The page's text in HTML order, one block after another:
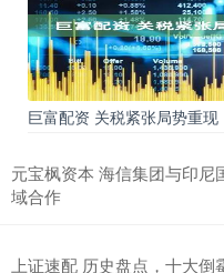
巨富配资 关税紧张局势重
元宝枫资本 海信集团与印尼
域合作
上证速配 历史盘点，十大